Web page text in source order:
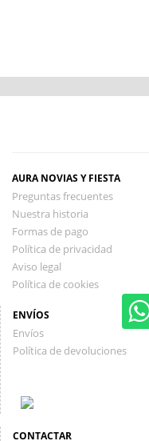
AURA NOVIAS Y FIESTA
Preguntas frecuentes
Nuestra historia
Formas de pago
Política de privacidad
Aviso legal
Política de cookies
ENVÍOS
Envíos
Política de devoluciones
CONTACTAR